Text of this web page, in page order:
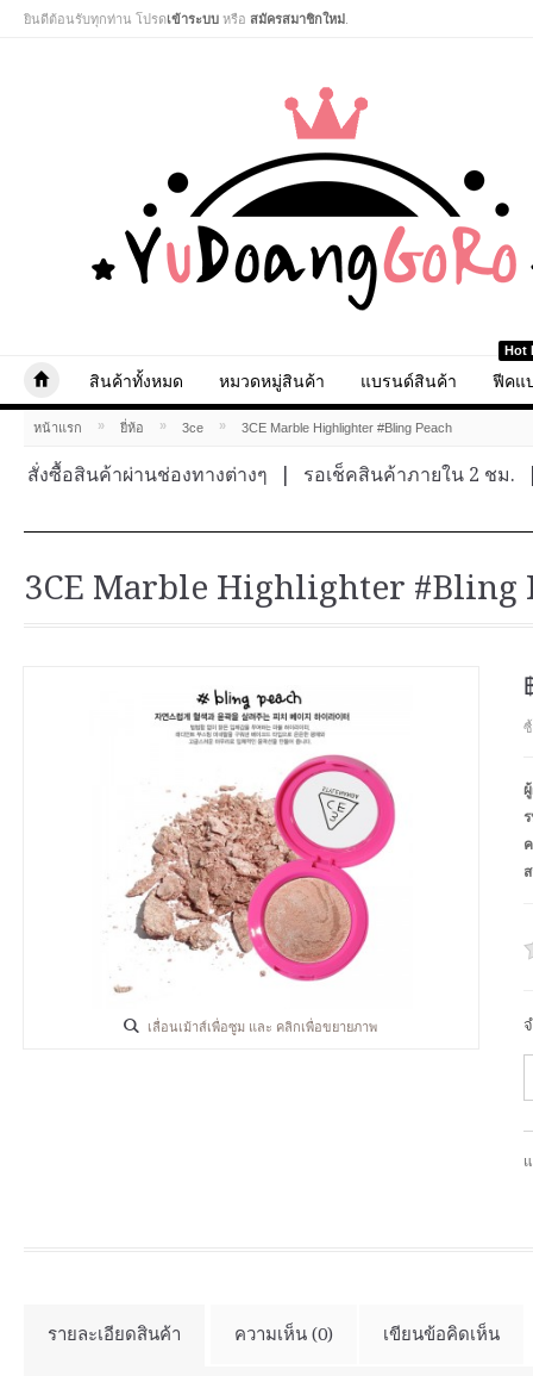
ยินดีต้อนรับทุกท่าน โปรดเข้าระบบ หรือ สมัครสมาชิกใหม่
สินค้าทั้งหมด หมวดหมู่สินค้า แบรนด์สินค้า
Hot
ฟีคแ
หน้าแรก » ยี่ห้อ » 3ce » 3CE Marble Highlighter #Bling Peach
สั่งซื้อสินค้าผ่านช่องทางต่างๆ รอเช็คสินค้าภายใน 2 ชม.
3CE Marble Highlighter #Bling
เลื่อนเม้าส์เพื่อซูม และ คลิกเพื่อขยายภาพ
รายละเอียดสินค้า ความเห็น (0) เขียนข้อคิดเห็น